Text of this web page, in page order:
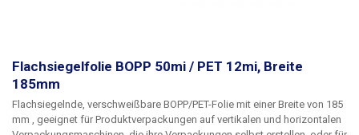
Flachsiegelfolie BOPP 50mi / PET 12mi, Breite
185mm
Flachsiegelnde, verschweißbare BOPP/PET-Folie mit einer Breite von 185
mm , geeignet für Produktverpackungen auf vertikalen und horizontalen